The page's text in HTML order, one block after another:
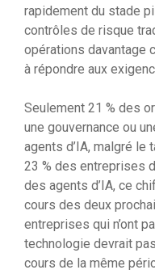
rapidement du stade
contrôles de risque
opérations davantage
à répondre aux
Seulement 21 % des
une gouvernance ou
agents d’IA, malgré le
23 % des entreprises
des agents d’IA, ce
cours des deux
entreprises qui n’ont
technologie devrait
cours de la même